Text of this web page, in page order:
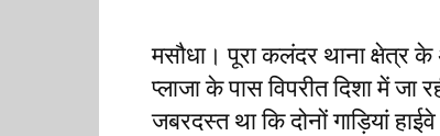
मसौधा। पूरा कलंदर थाना क्षेत्र
प्लाजा के पास विपरीत दिशा में जा
जबरदस्त था कि दोनों गाड़ियां